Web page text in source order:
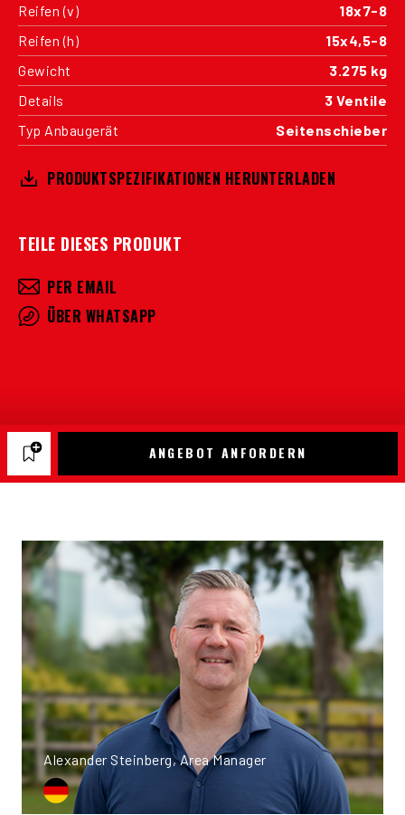
Reifen (v)
18x7-8
Reifen (h)
15x4,5-8
Gewicht
3.275 kg
Details
3 Ventile
Typ Anbaugerät
Seitenschieber
PRODUKTSPEZIFIKATIONEN HERUNTERLADEN
TEILE DIESES PRODUKT
PER EMAIL
ÜBER WHATSAPP
ANGEBOT ANFORDERN
Alexander Steinberg, Area Manager